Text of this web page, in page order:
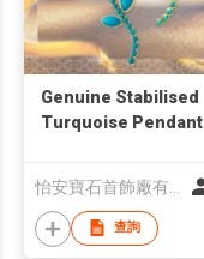
Genuine Stabilised
Turquoise Pendant
查詢